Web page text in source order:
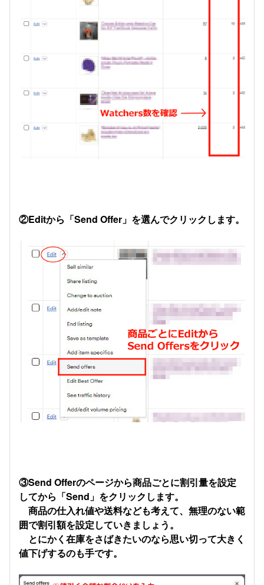
②Editから「Send Offer」を選んでクリックします。
③Send Offerのページから商品ごとに割引量を設定
してから「Send」をクリックします。
商品の仕入れ値や送料なども考えて、無理のない範
囲で割引額を設定していきましょう。
とにかく在庫をさばきたいのなら思い切って大きく
値下げするのも手です。